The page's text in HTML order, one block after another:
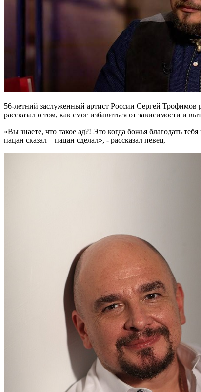
56-летний заслуженный артист России Сергей Трофимов
рассказал о том, как смог избавиться от зависимости и
«Вы знаете, что такое ад?! Это когда божья благодать
пацан сказал – пацан сделал», - рассказал певец.